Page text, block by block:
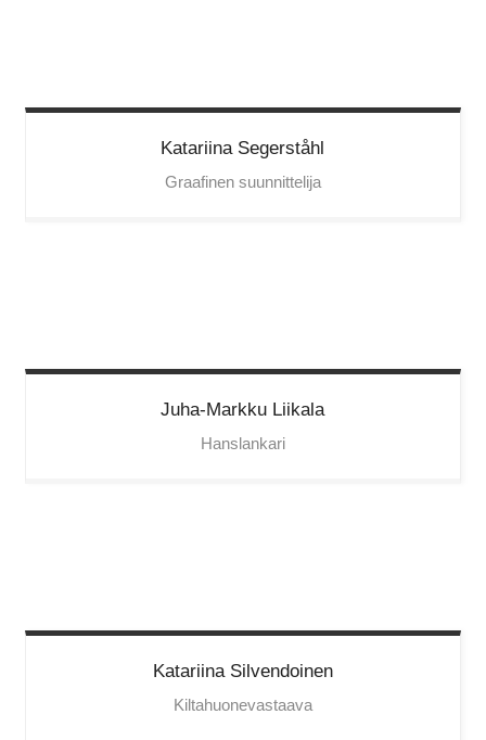
Katariina Segerståhl
Graafinen suunnittelija
Juha-Markku Liikala
Hanslankari
Katariina Silvendoinen
Kiltahuonevastaava